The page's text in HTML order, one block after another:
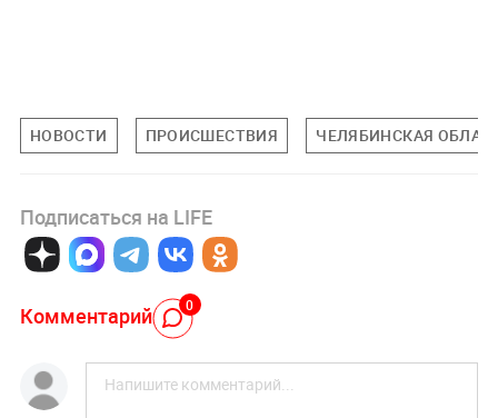
НОВОСТИ ПРОИСШЕСТВИЯ ЧЕЛЯБИНСКАЯ
Подписаться на LIFE
Комментарий 0